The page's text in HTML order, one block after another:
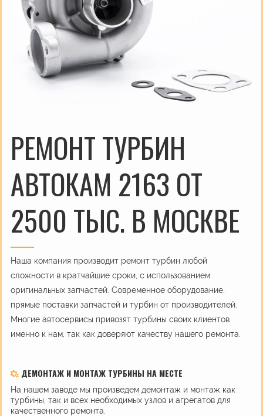
РЕМОНТ ТУРБИН
АВТОКАМ 2163 ОТ
2500 ТЫС. В МОСКВЕ
Наша компания производит ремонт турбин любой
сложности в кратчайшие сроки, с использованием
оригинальных запчастей. Современное оборудование,
прямые поставки запчастей и турбин от производителей.
Многие автосервисы привозят турбины своих клиентов
именно к нам, так как доверяют качеству нашего ремонта.
ДЕМОНТАЖ И МОНТАЖ ТУРБИНЫ НА МЕСТЕ
На нашем заводе мы произведем демонтаж и монтаж как
турбины, так и всех необходимых узлов и агрегатов для
качественного ремонта.